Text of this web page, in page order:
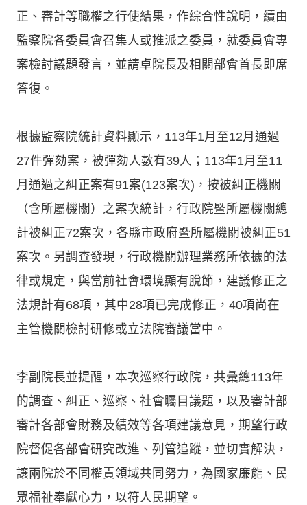
正、審計等職權之行使結果，作綜合性說明，續由
監察院各委員會召集人或推派之委員，就委員會專
案檢討議題發言，並請卓院長及相關部會首長即席
答復。
根據監察院統計資料顯示，113年1月至12月通過
27件彈劾案，被彈劾人數有39人；113年1月至11
月通過之糾正案有91案(123案次)，按被糾正機關
（含所屬機關）之案次統計，行政院暨所屬機關總
計被糾正72案次，各縣市政府暨所屬機關被糾正51
案次。另調查發現，行政機關辦理業務所依據的法
律或規定，與當前社會環境顯有脫節，建議修正之
法規計有68項，其中28項已完成修正，40項尚在
主管機關檢討研修或立法院審議當中。
李副院長並提醒，本次巡察行政院，共彙總113年
的調查、糾正、巡察、社會矚目議題，以及審計部
審計各部會財務及績效等各項建議意見，期望行政
院督促各部會研究改進、列管追蹤，並切實解決，
讓兩院於不同權責領域共同努力，為國家廉能、民
眾福祉奉獻心力，以符人民期望。